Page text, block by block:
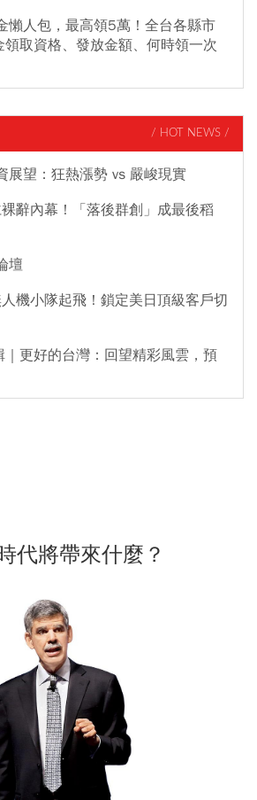
懶人包，最高領5萬！全台各縣市
取資格、發放金額、何時領一次
/ HOT NEWS /
展望：狂熱漲勢 vs 嚴峻現實
辭內幕！「落後群創」成最後稻
壇
機小隊起飛！鎖定美日頂級客戶切
更好的台灣：回望精彩風雲，預
代將帶來什麼？